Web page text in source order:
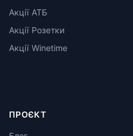
Акції АТБ
Акції Розетки
Акції Winetime
ПРОЄКТ